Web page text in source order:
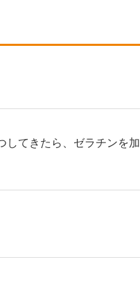
してきたら、ゼラチンを加